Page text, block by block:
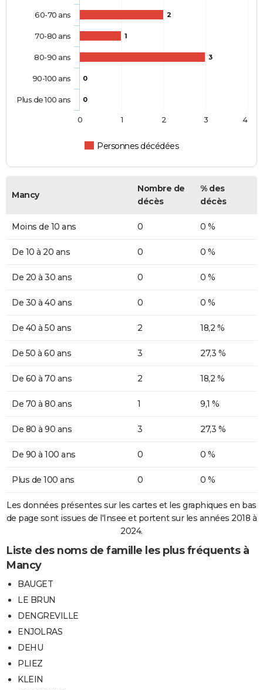
2
1
3
0
0
Personnes décédées
60-70 ans
70-80 ans
80-90 ans
90-100 ans
Plus de 100 ans
0 1 2 3 4
Mancy
Nombre de
décès
% des
décès
Moins de 10 ans 0 0 %
De 10 à 20 ans 0 0 %
De 20 à 30 ans 0 0 %
De 30 à 40 ans 0 0 %
De 40 à 50 ans 2 18,2 %
De 50 à 60 ans 3 27,3 %
De 60 à 70 ans 2 18,2 %
De 70 à 80 ans 1 9,1 %
De 80 à 90 ans 3 27,3 %
De 90 à 100 ans 0 0 %
Plus de 100 ans 0 0 %
Les données présentes sur les cartes et les graphiques en bas
de page sont issues de l'Insee et portent sur les années 2018 à
2024.
Liste des noms de famille les plus fréquents à
Mancy
BAUGET
LE BRUN
DENGREVILLE
ENJOLRAS
DEHU
PLIEZ
KLEIN